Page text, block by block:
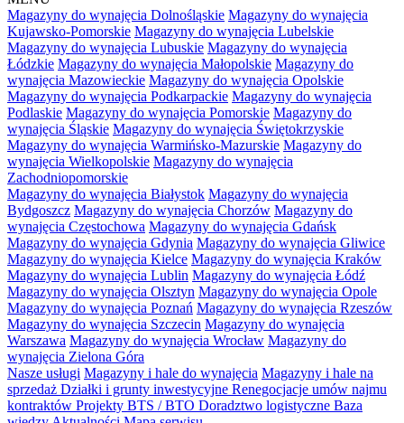
Magazyny do wynajęcia Dolnośląskie Magazyny do wynajęcia
Kujawsko-Pomorskie Magazyny do wynajęcia Lubelskie
Magazyny do wynajęcia Lubuskie Magazyny do wynajęcia
Łódzkie Magazyny do wynajęcia Małopolskie Magazyny do
wynajęcia Mazowieckie Magazyny do wynajęcia Opolskie
Magazyny do wynajęcia Podkarpackie Magazyny do wynajęcia
Podlaskie Magazyny do wynajęcia Pomorskie Magazyny do
wynajęcia Śląskie Magazyny do wynajęcia Świętokrzyskie
Magazyny do wynajęcia Warmińsko-Mazurskie Magazyny do
wynajęcia Wielkopolskie Magazyny do wynajęcia
Zachodniopomorskie
Magazyny do wynajęcia Białystok Magazyny do wynajęcia
Bydgoszcz Magazyny do wynajęcia Chorzów Magazyny do
wynajęcia Częstochowa Magazyny do wynajęcia Gdańsk
Magazyny do wynajęcia Gdynia Magazyny do wynajęcia Gliwice
Magazyny do wynajęcia Kielce Magazyny do wynajęcia Kraków
Magazyny do wynajęcia Lublin Magazyny do wynajęcia Łódź
Magazyny do wynajęcia Olsztyn Magazyny do wynajęcia Opole
Magazyny do wynajęcia Poznań Magazyny do wynajęcia Rzeszów
Magazyny do wynajęcia Szczecin Magazyny do wynajęcia
Warszawa Magazyny do wynajęcia Wrocław Magazyny do
wynajęcia Zielona Góra
Nasze usługi Magazyny i hale do wynajęcia Magazyny i hale na
sprzedaż Działki i grunty inwestycyjne Renegocjacje umów najmu
kontraktów Projekty BTS / BTO Doradztwo logistyczne Baza